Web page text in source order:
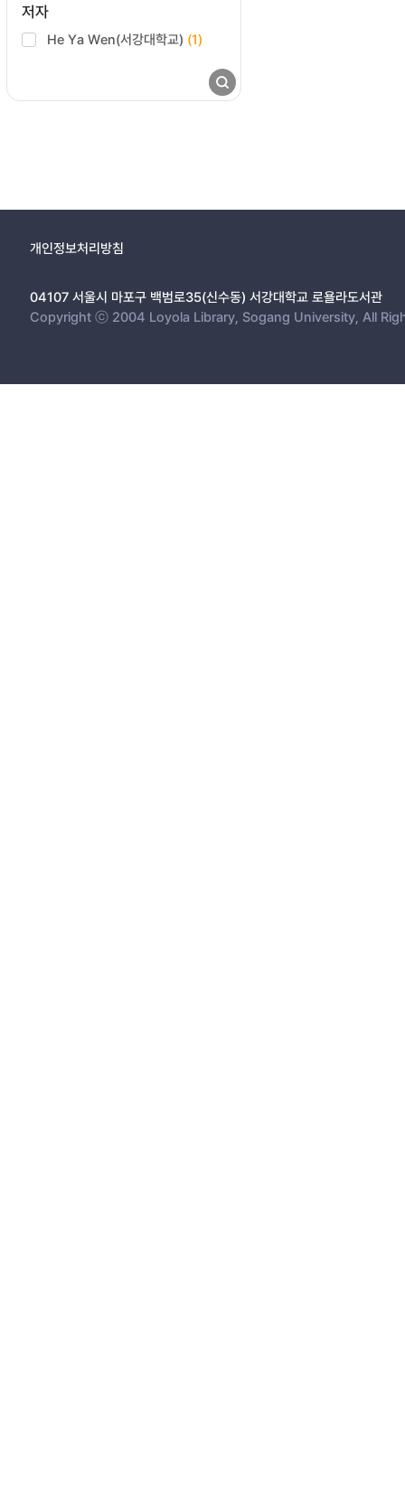
저자
He Ya Wen(서강대학교) (1)
개인정보처리방침
04107 서울시 마포구 백범로35(신수동) 서강대학교 로욜라도서관
Copyright ⓒ 2004 Loyola Library, Sogang University, All